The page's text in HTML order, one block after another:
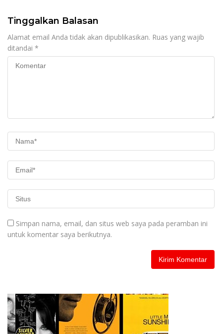
Tinggalkan Balasan
Alamat email Anda tidak akan dipublikasikan. Ruas yang wajib
ditandai *
Simpan nama, email, dan situs web saya pada peramban ini
untuk komentar saya berikutnya.